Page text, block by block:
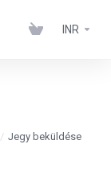
INR
Jegy beküldése